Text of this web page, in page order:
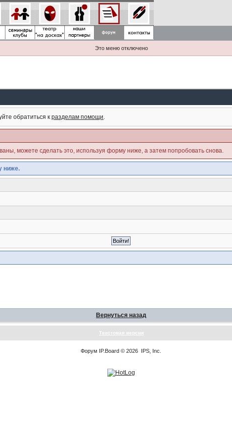
Это меню отключено
обратиться кразделам помощи.
можете сделать это, используя форму ниже, а затем попробовать снова.
ниже.
Вернуться назад
Текстовая версия
Форум IP.Board © 2026 IPS, Inc